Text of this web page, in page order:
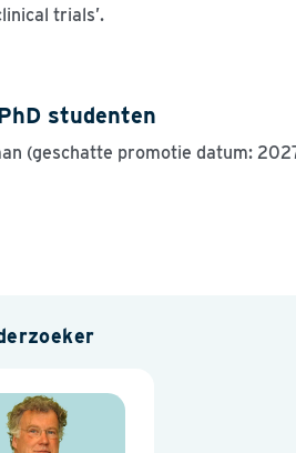
trials’.
studenten
(geschatte promotie datum: